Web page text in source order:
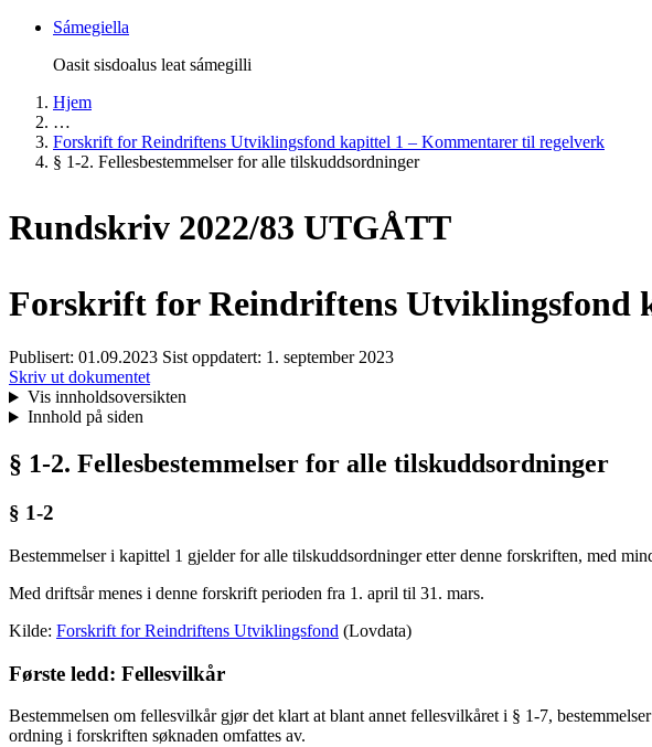
Sámegiella
Oasit sisdoalus leat sámegilli
Hjem
…
Forskrift for Reindriftens Utviklingsfond kapittel 1 – Kommentarer til regelverk
§ 1-2. Fellesbestemmelser for alle tilskuddsordninger
Rundskriv 2022/83 UTGÅTT
Forskrift for Reindriftens Utviklingsfond
Publisert: 01.09.2023 Sist oppdatert: 1. september 2023
Skriv ut dokumentet
Vis innholdsoversikten
Innhold på siden
§ 1-2. Fellesbestemmelser for alle tilskuddsordninger
§ 1-2
Bestemmelser i kapittel 1 gjelder for alle tilskuddsordninger etter denne forskriften, med
Med driftsår menes i denne forskrift perioden fra 1. april til 31. mars.
Kilde: Forskrift for Reindriftens Utviklingsfond (Lovdata)
Første ledd: Fellesvilkår
Bestemmelsen om fellesvilkår gjør det klart at blant annet fellesvilkåret i § 1-7,
ordning i forskriften søknaden omfattes av.